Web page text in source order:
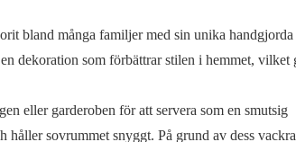
bland många familjer med sin unika
dekoration som förbättrar stilen i hemmet, vilket
eller garderoben för att servera som en smutsig
sovrummet snyggt. På grund av dess